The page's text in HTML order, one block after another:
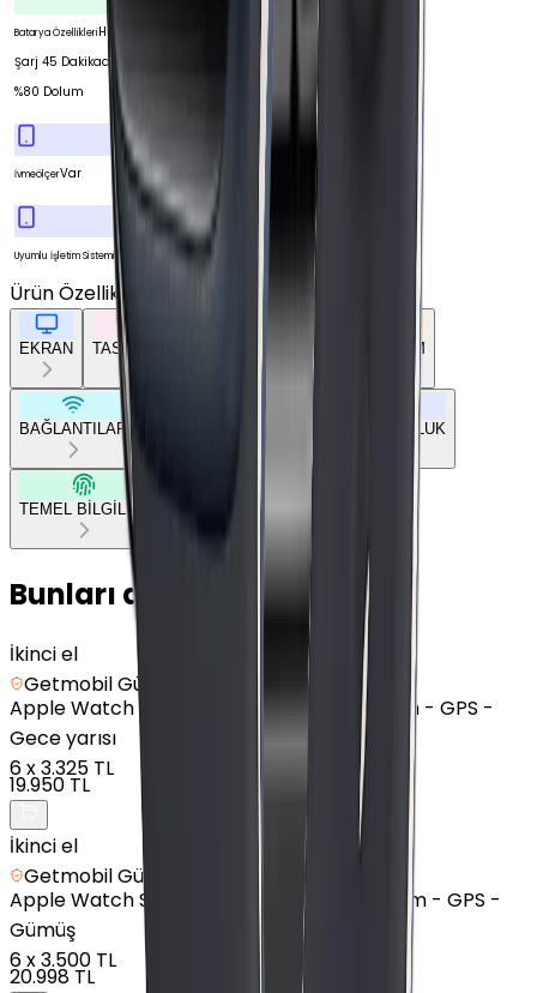
Batarya ÖzellikleriHızlı
Şarj 45 Dakikada
%80 Dolum
İvmeölçerVar
Uyumlu İşletim SistemiiOS
Ürün Özellikleri
EKRAN TASARIM GENEL ÖZELLİKLER DONANIM
BAĞLANTILAR UYUMLULUK
TEMEL BİLGİLER
Bunları da Beğenebilirsin
İkinci el
Getmobil Güvencesi
AppleWatch Series 9 - Alüminyum - 45mm - GPS -
Gece yarısı
6x3.325 TL
19.950 TL
İkinci el
Getmobil Güvencesi
AppleWatch Series 10 - Alüminyum - 46mm - GPS -
Gümüş
6x3.500 TL
20.998 TL